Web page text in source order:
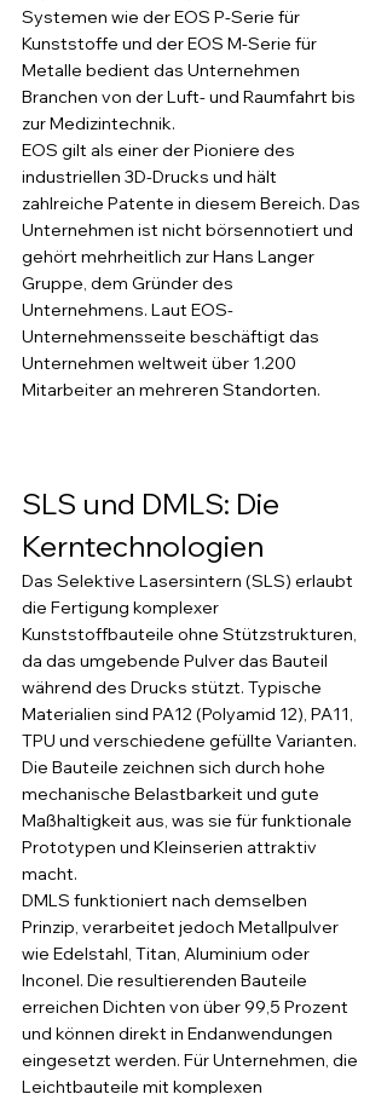
Systemen wie der EOS P-Serie für
Kunststoffe und der EOS M-Serie für
Metalle bedient das Unternehmen
Branchen von der Luft- und Raumfahrt bis
zur Medizintechnik.
EOS gilt als einer der Pioniere des
industriellen 3D-Drucks und hält
zahlreiche Patente in diesem Bereich. Das
Unternehmen ist nicht börsennotiert und
gehört mehrheitlich zur Hans Langer
Gruppe, dem Gründer des
Unternehmens. Laut EOS-
Unternehmensseite beschäftigt das
Unternehmen weltweit über 1.200
Mitarbeiter an mehreren Standorten.
SLS und DMLS: Die
Kerntechnologien
Das Selektive Lasersintern (SLS) erlaubt
die Fertigung komplexer
Kunststoffbauteile ohne Stützstrukturen,
da das umgebende Pulver das Bauteil
während des Drucks stützt. Typische
Materialien sind PA12 (Polyamid 12), PA11,
TPU und verschiedene gefüllte Varianten.
Die Bauteile zeichnen sich durch hohe
mechanische Belastbarkeit und gute
Maßhaltigkeit aus, was sie für funktionale
Prototypen und Kleinserien attraktiv
macht.
DMLS funktioniert nach demselben
Prinzip, verarbeitet jedoch Metallpulver
wie Edelstahl, Titan, Aluminium oder
Inconel. Die resultierenden Bauteile
erreichen Dichten von über 99,5 Prozent
und können direkt in Endanwendungen
eingesetzt werden. Für Unternehmen, die
Leichtbauteile mit komplexen